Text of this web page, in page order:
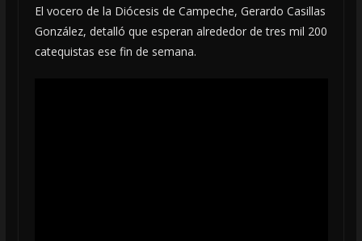
El vocero de la Diócesis de Campeche, Gerardo Casillas
González, detalló que esperan alrededor de tres mil 200
catequistas ese fin de semana.